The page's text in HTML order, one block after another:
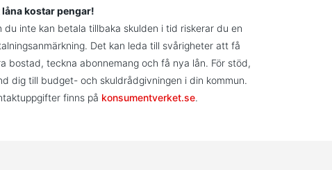
låna kostar pengar!
du inte kan betala tillbaka skulden i tid riskerar du en
Det kan leda till svårigheter att få
bostad, teckna abonnemang och få nya lån. För stöd,
dig till budget- och skuldrådgivningen i din kommun.
finns på konsumentverket.se.